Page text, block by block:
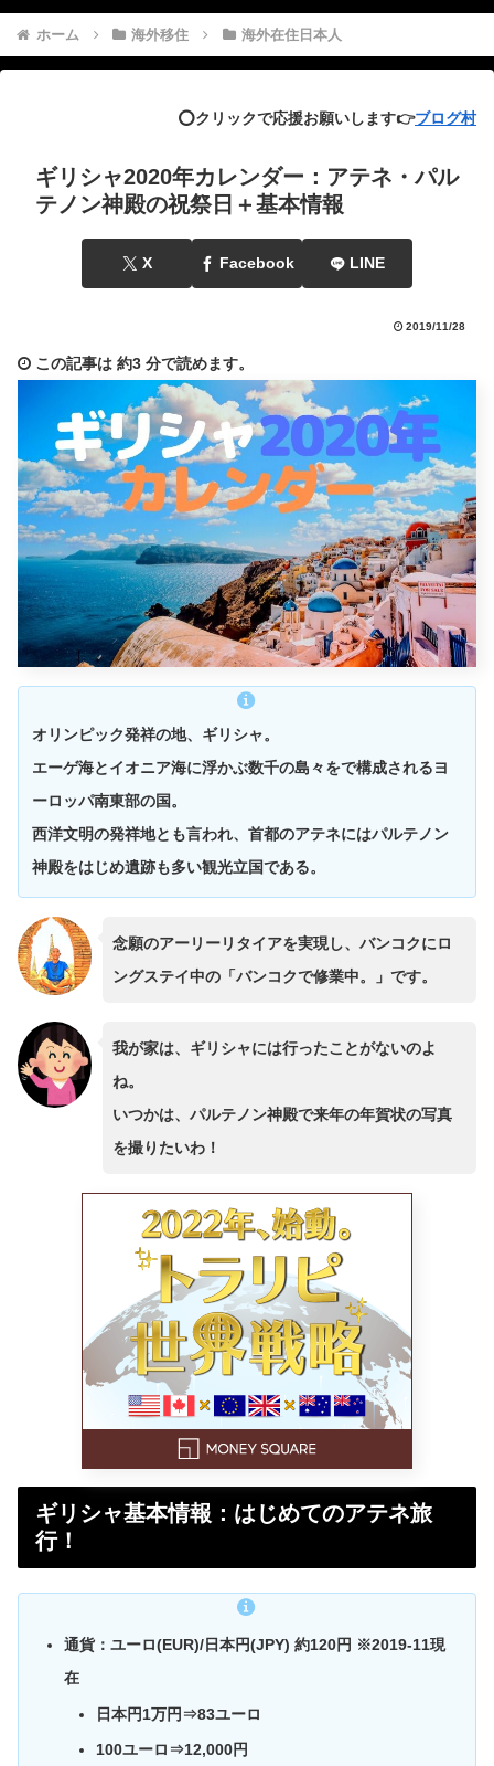
ホーム 海外移住 海外在住日本人
⭕️クリックで応援お願いします👉ブログ村
ギリシャ2020年カレンダー：アテネ・パル
テノン神殿の祝祭日＋基本情報
X Facebook LINE
2019/11/28
この記事は 約3 分で読めます。
オリンピック発祥の地、ギリシャ。
エーゲ海とイオニア海に浮かぶ数千の島々をで構成されるヨ
ーロッパ南東部の国。
西洋文明の発祥地とも言われ、首都のアテネにはパルテノン
神殿をはじめ遺跡も多い観光立国である。
念願のアーリーリタイアを実現し、バンコクにロ
ングステイ中の「バンコクで修業中。」です。
我が家は、ギリシャには行ったことがないのよ
ね。
いつかは、パルテノン神殿で来年の年賀状の写真
を撮りたいわ！
ギリシャ基本情報：はじめてのアテネ旅
行！
通貨： ユーロ(EUR)/日本円(JPY) 約120円 ※2019-11現
在
日本円1万円⇒83ユーロ
100ユーロ⇒12,000円